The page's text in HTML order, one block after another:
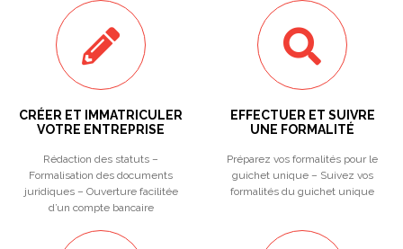
CRÉER ET IMMATRICULER
VOTRE ENTREPRISE
Rédaction des statuts –
Formalisation des documents
juridiques – Ouverture facilitée
d’un compte bancaire
EFFECTUER ET SUIVRE
UNE FORMALITÉ
Préparez vos formalités pour le
guichet unique – Suivez vos
formalités du guichet unique